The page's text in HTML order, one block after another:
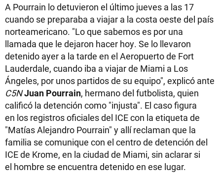
A Pourrain lo detuvieron el último jueves a las 17
cuando se preparaba a viajar a la costa oeste del país
norteamericano. "Lo que sabemos es por una
llamada que le dejaron hacer hoy. Se lo llevaron
detenido ayer a la tarde en el Aeropuerto de Fort
Lauderdale, cuando iba a viajar de Miami a Los
Ángeles, por unos partidos de su equipo", explicó ante
C5NJuan Pourrain, hermano del futbolista, quien
calificó la detención como "injusta". El caso figura
en los registros oficiales del ICE con la etiqueta de
"Matías Alejandro Pourrain" y allí reclaman que la
familia se comunique con el centro de detención del
ICE de Krome, en la ciudad de Miami, sin aclarar si
el hombre se encuentra detenido en ese lugar.